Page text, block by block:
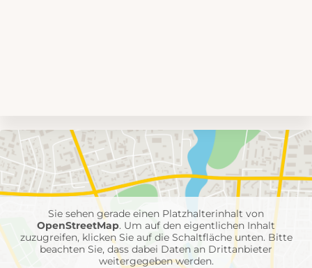
Umgebungskarte
mit
Feuerwehr-
Einheiten
Sie sehen gerade einen Platzhalterinhalt von
OpenStreetMap. Um auf den eigentlichen Inhalt
zuzugreifen, klicken Sie auf die Schaltfläche unten. Bitte
beachten Sie, dass dabei Daten an Drittanbieter
weitergegeben werden.